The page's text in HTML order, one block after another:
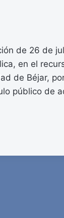
de 26 de
en el
de Béjar,
público de